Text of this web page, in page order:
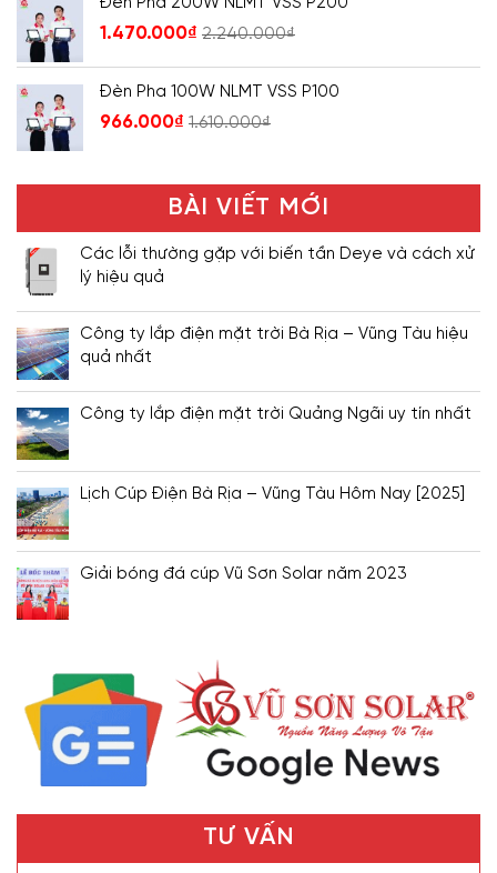
Đèn Pha 200W NLMT VSS P200
1.470.000₫ 2.240.000₫
Đèn Pha 100W NLMT VSS P100
966.000₫ 1.610.000₫
BÀI VIẾT MỚI
Các lỗi thường gặp với biến tần Deye và cách xử
lý hiệu quả
Công ty lắp điện mặt trời Bà Rịa – Vũng Tàu hiệu
quả nhất
Công ty lắp điện mặt trời Quảng Ngãi uy tín nhất
Lịch Cúp Điện Bà Rịa – Vũng Tàu Hôm Nay [2025]
Giải bóng đá cúp Vũ Sơn Solar năm 2023
TƯ VẤN